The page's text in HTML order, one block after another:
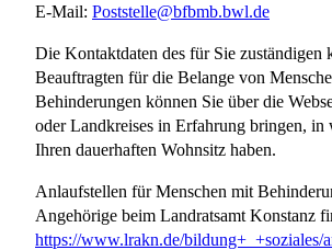
E-Mail: Poststelle@bfbmb.bwl.de
Die Kontaktdaten des für Sie zuständigen
Beauftragten für die Belange von
Behinderungen können Sie über die
oder Landkreises in Erfahrung bringen, in
Ihren dauerhaften Wohnsitz haben.
Anlaufstellen für Menschen mit
Angehörige beim Landratsamt Konstanz
https://www.lrakn.de/bildung+_+soziales/